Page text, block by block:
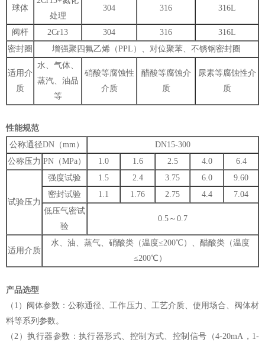
球体
处理
304 316 316L
阀杆 2Cr13 304 316
316L
密封圈
增强聚四氟乙烯（PPL）、对位聚苯、不锈钢密封圈
适用介
质
水、气体、
蒸汽、油品
等
硝酸等腐蚀性
介质
醋酸等腐蚀介
质
尿素等腐蚀性介
质
性能规范
公称通径DN（mm）
DN15-300
公称压力 PN（MPa） 1.0 1.6 2.5 4.0 6.4
试验压力
强度试验 1.5 2.4 3.75 6.0
9.60
密封试验
1.1 1.76 2.75 4.4
7.04
低压气密试
验
0.5～0.7
适用介质
水、油、蒸气、硝酸类（温度≤200℃）、醋酸类（温度
≤200℃）
产品选型
（1）阀体参数：公称通径、工作压力、工艺介质、使用场合、阀体材
料等系列参数。
（2）执行器参数：执行器形式、控制方式、控制信号（4-20mA，1-